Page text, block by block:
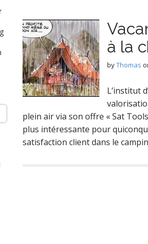
à la
byThomas
L’institut
plein air via son offre « Sat
plus intéressante pour
satisfaction client dans le